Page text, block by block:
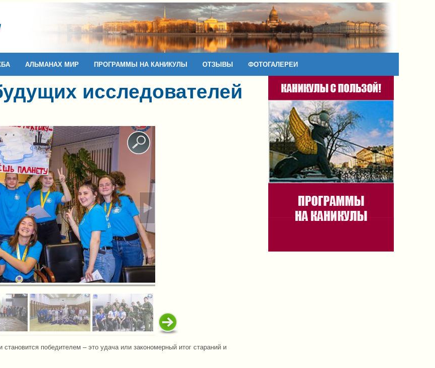
АЛЬМАНАХ МИР ПРОГРАММЫ НА КАНИКУЛЫ ОТЗЫВЫ ФОТОГАЛЕРЕИ
исследователей
победителем – это удача или закономерный итог стараний и